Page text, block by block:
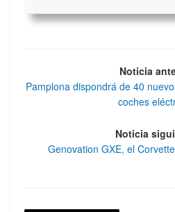
Noticia
Pamplona dispondrá de 40
coches
Noticia
Genovation GXE, el